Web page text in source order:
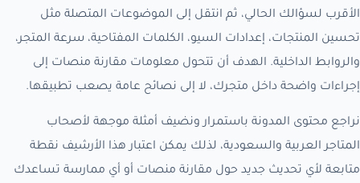
الأقرب لسؤالك الحالي، ثم انتقل إلى الموضوعات المتصلة مثل
تحسين المنتجات، إعدادات السيو، الكلمات المفتاحية، سرعة المتجر،
والروابط الداخلية. الهدف أن تتحول معلومات مقارنة منصات إلى
إجراءات واضحة داخل متجرك، لا إلى نصائح عامة يصعب تطبيقها.
نراجع محتوى المدونة باستمرار ونضيف أمثلة موجهة لأصحاب
المتاجر العربية والسعودية، لذلك يمكن اعتبار هذا الأرشيف نقطة
متابعة لأي تحديث جديد حول مقارنة منصات أو أي ممارسة تساعدك